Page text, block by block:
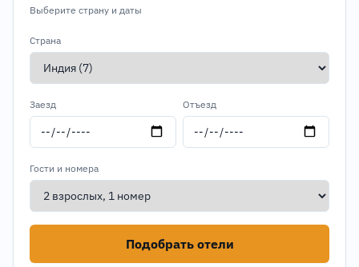
Выберите страну и даты
Страна
Заезд Отъезд
Гости и номера
Подобрать отели